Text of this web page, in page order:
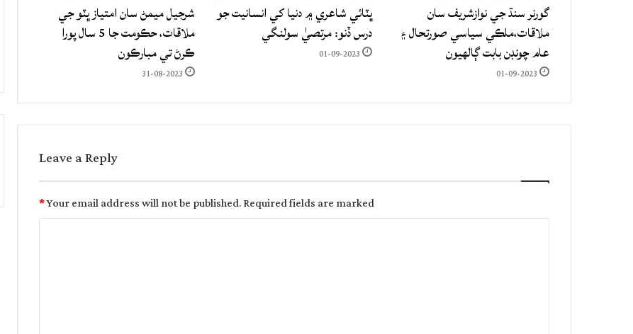
گورنر سنڌ جي نوازشريف سان
ملاقات،ملڪي سياسي صورتحال ۽
عام چونڊن بابت ڳالهيون
01-09-2023
ڀٽائي شاعري ۾ دنيا کي انسانيت جو
درس ڏنو: مرتصيٰ سولنگي
01-09-2023
شرجيل ميمڻ سان امتياز ڀٽو جي
ملاقات، حڪومت جا 5 سال پورا
ڪرڻ تي مبارڪون
31-08-2023
Leave a Reply
Your email address will not be published.Required fields are marked
*